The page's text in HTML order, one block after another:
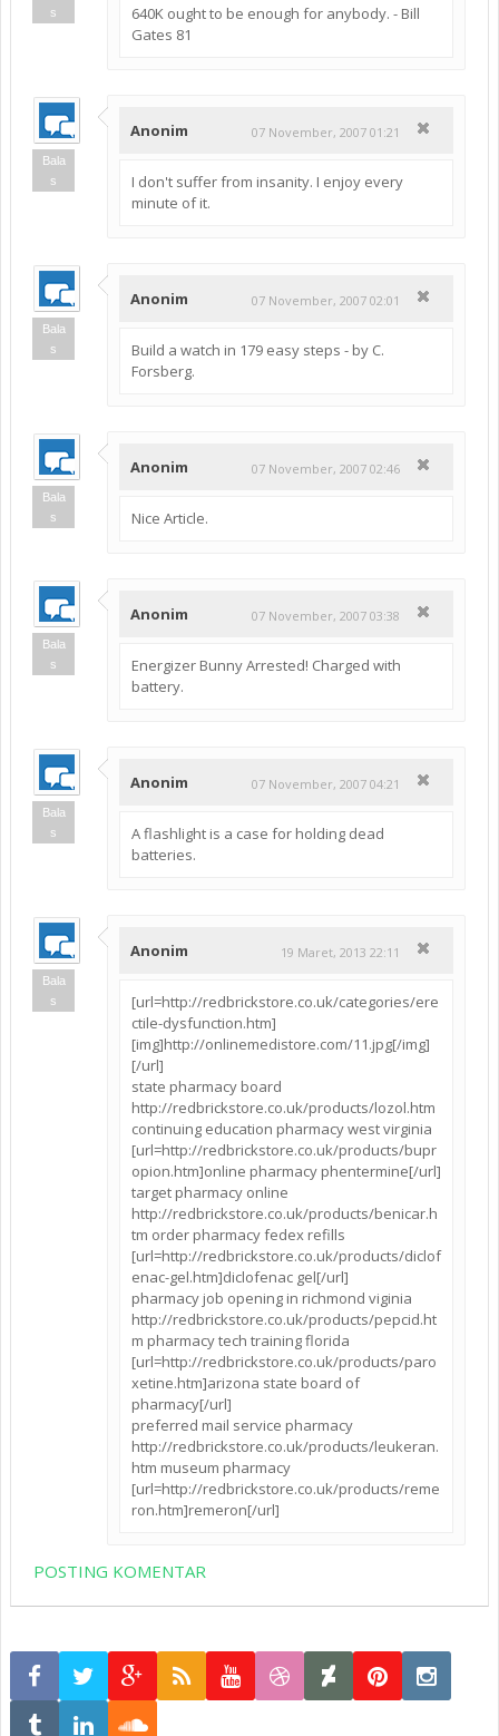
s
640K ought to be enough for anybody. - Bill
Gates 81
Bala
s
Anonim 07 November, 2007 01:21
I don't suffer from insanity. I enjoy every
minute of it.
Bala
s
Anonim 07 November, 2007 02:01
Build a watch in 179 easy steps - by C.
Forsberg.
Bala
s
Anonim 07 November, 2007 02:46
Nice Article.
Bala
s
Anonim 07 November, 2007 03:38
Energizer Bunny Arrested! Charged with
battery.
Bala
s
Anonim 07 November, 2007 04:21
A flashlight is a case for holding dead
batteries.
Bala
s
Anonim 19 Maret, 2013 22:11
[url=http://redbrickstore.co.uk/categories/ere
ctile-dysfunction.htm]
[img]http://onlinemedistore.com/11.jpg[/img]
[/url]
state pharmacy board
http://redbrickstore.co.uk/products/lozol.htm
continuing education pharmacy west virginia
[url=http://redbrickstore.co.uk/products/bupr
opion.htm]online pharmacy phentermine[/url]
target pharmacy online
http://redbrickstore.co.uk/products/benicar.h
tm order pharmacy fedex refills
[url=http://redbrickstore.co.uk/products/diclof
enac-gel.htm]diclofenac gel[/url]
pharmacy job opening in richmond viginia
http://redbrickstore.co.uk/products/pepcid.ht
m pharmacy tech training florida
[url=http://redbrickstore.co.uk/products/paro
xetine.htm]arizona state board of
pharmacy[/url]
preferred mail service pharmacy
http://redbrickstore.co.uk/products/leukeran.
htm museum pharmacy
[url=http://redbrickstore.co.uk/products/reme
ron.htm]remeron[/url]
POSTING KOMENTAR